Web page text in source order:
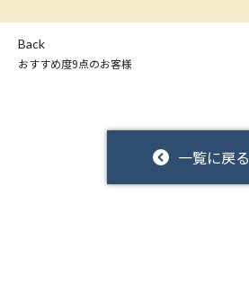
Back
おすすめ度9点のお客様
一覧に戻る